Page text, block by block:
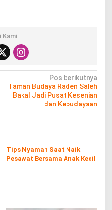
Kami
Pos berikutnya
Taman Budaya Raden Saleh
Bakal Jadi Pusat Kesenian
dan Kebudayaan
Tips Nyaman Saat Naik
Pesawat Bersama Anak Kecil